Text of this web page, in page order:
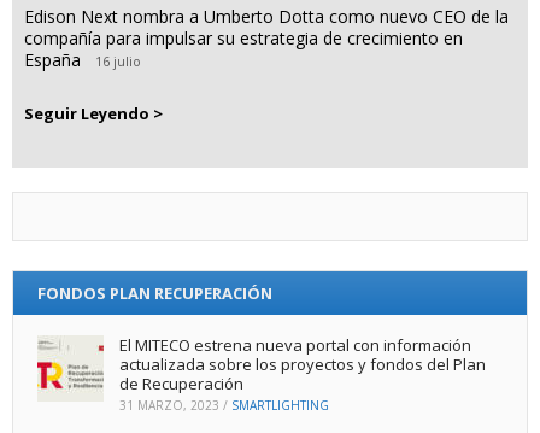
Edison Next nombra a Umberto Dotta como nuevo CEO de la
compañía para impulsar su estrategia de crecimiento en
España
16 julio
Seguir Leyendo >
FONDOS PLAN RECUPERACIÓN
El MITECO estrena nueva portal con información
actualizada sobre los proyectos y fondos del Plan
de Recuperación
31 MARZO, 2023 / SMARTLIGHTING